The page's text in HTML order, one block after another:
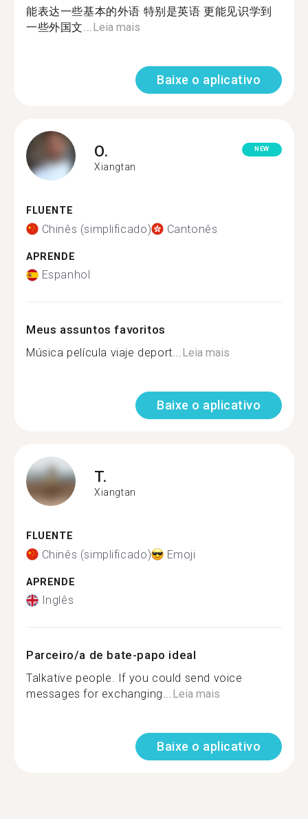
能表达一些基本的外语 特别是英语 更能见识学到
一些外国文...Leia mais
Baixe o aplicativo
O.
Xiangtan
NEW
FLUENTE
Chinês (simplificado) Cantonês
APRENDE
Espanhol
Meus assuntos favoritos
Música película viaje deport...Leia mais
Baixe o aplicativo
T.
Xiangtan
FLUENTE
Chinês (simplificado) Emoji
APRENDE
Inglês
Parceiro/a de bate-papo ideal
Talkative people. If you could send voice
messages for exchanging...Leia mais
Baixe o aplicativo